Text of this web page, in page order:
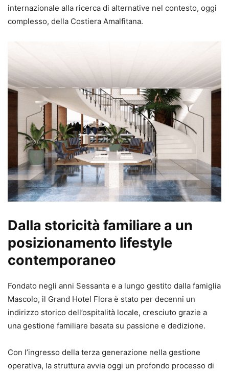
internazionale alla ricerca di alternative nel contesto, oggi
complesso, della Costiera Amalfitana.
Dalla storicità familiare a un
posizionamento lifestyle
contemporaneo
Fondato negli anni Sessanta e a lungo gestito dalla famiglia
Mascolo, il Grand Hotel Flora è stato per decenni un
indirizzo storico dell’ospitalità locale, cresciuto grazie a
una gestione familiare basata su passione e dedizione.
Con l’ingresso della terza generazione nella gestione
operativa, la struttura avvia oggi un profondo processo di